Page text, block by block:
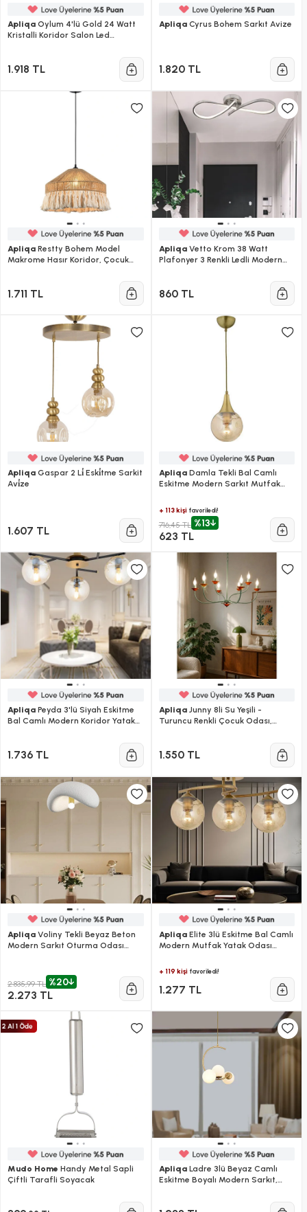
Apliqa Oylum 4'lü Gold 24 Watt
Kristalli Koridor Salon Led
1.918 TL
ApliqaCyrus Bohem Sarkıt Avize
1.820 TL
Apliqa Restty Bohem Model
Makrome Hasır Koridor, Çocuk
1.711 TL
ApliqaVetto Krom 38 Watt
Plafonyer 3 Renkli Ledli Modern
860 TL
Apliqa Gaspar 2 Li̇ Eski̇tme Sarkit
Avi̇ze
1.607 TL
ApliqaDamla Tekli Bal Camlı
Eskitme Modern Sarkıt Mutfak
+ 113 kişifavoriledi!
716,45 TL %13
623 TL
Apliqa Peyda 3'lü Siyah Eskitme
Bal Camlı Modern Koridor Yatak
1.736 TL
ApliqaJunny 8li Su Yeşili -
Turuncu Renkli Çocuk Odası,
1.550 TL
Apliqa Voliny Tekli Beyaz Beton
Modern Sarkıt Oturma Odası
2.835,99 TL %20
2.273 TL
ApliqaElite 3lü Eskitme Bal Camlı
Modern Mutfak Yatak Odası
+ 119 kişifavoriledi!
1.277 TL
Mudo Home Handy Metal Sapli
Çiftli Tarafli Soyacak
ApliqaLadre 3lü Beyaz Camlı
Eskitme Boyalı Modern Sarkıt,